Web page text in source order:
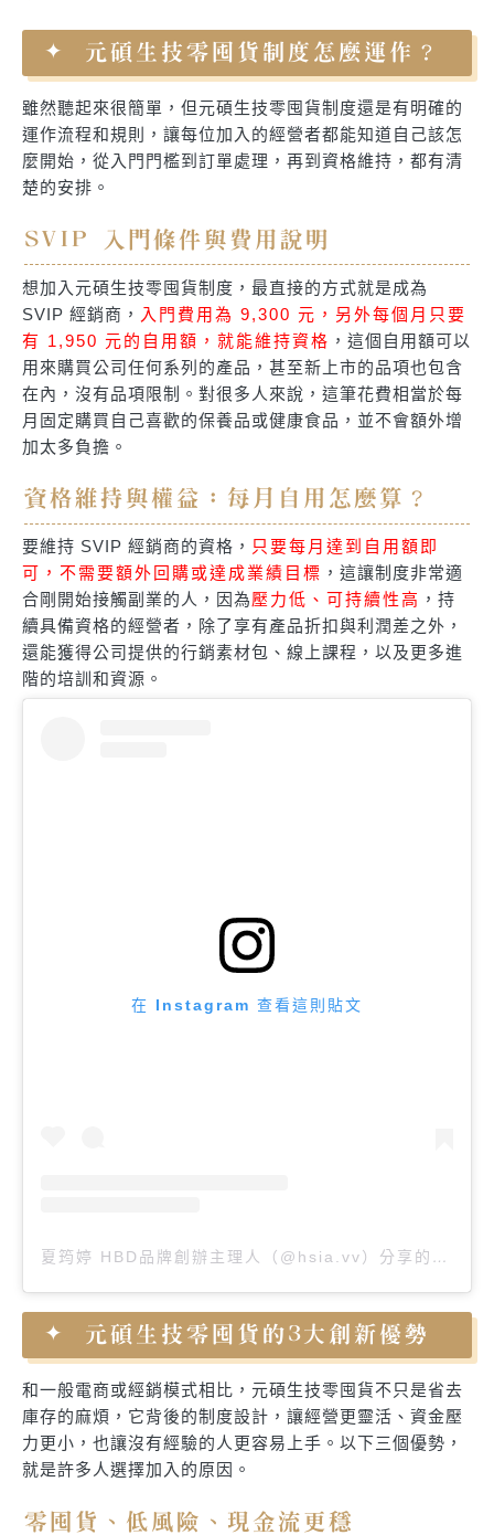
元碩生技零囤貨制度怎麼運作？
雖然聽起來很簡單，但元碩生技零囤貨制度還是有明確的
運作流程和規則，讓每位加入的經營者都能知道自己該怎
麼開始，從入門門檻到訂單處理，再到資格維持，都有清
楚的安排。
SVIP 入門條件與費用說明
想加入元碩生技零囤貨制度，最直接的方式就是成為
SVIP 經銷商， 入門費用為 9,300 元，另外每個月只要
有 1,950 元的自用額，就能維持資格 ，這個自用額可以
用來購買公司任何系列的產品，甚至新上市的品項也包含
在內，沒有品項限制。對很多人來說，這筆花費相當於每
月固定購買自己喜歡的保養品或健康食品，並不會額外增
加太多負擔。
資格維持與權益：每月自用怎麼算？
要維持 SVIP 經銷商的資格， 只要每月達到自用額即
可，不需要額外回購或達成業績目標 ，這讓制度非常適
合剛開始接觸副業的人，因為壓力低、可持續性高 ，持
續具備資格的經營者，除了享有產品折扣與利潤差之外，
還能獲得公司提供的行銷素材包、線上課程，以及更多進
階的培訓和資源。
在 Instagram 查看這則貼文
夏筠婷 HBD品牌創辦主理人（@hsia.vv）分享的貼文
元碩生技零囤貨的3大創新優勢
和一般電商或經銷模式相比，元碩生技零囤貨不只是省去
庫存的麻煩，它背後的制度設計，讓經營更靈活、資金壓
力更小，也讓沒有經驗的人更容易上手。以下三個優勢，
就是許多人選擇加入的原因。
零囤貨、低風險、現金流更穩